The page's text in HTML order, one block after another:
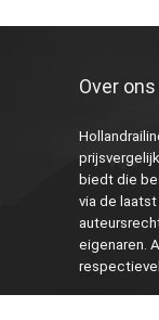
Over ons
biedt die
via de
eigenaren.